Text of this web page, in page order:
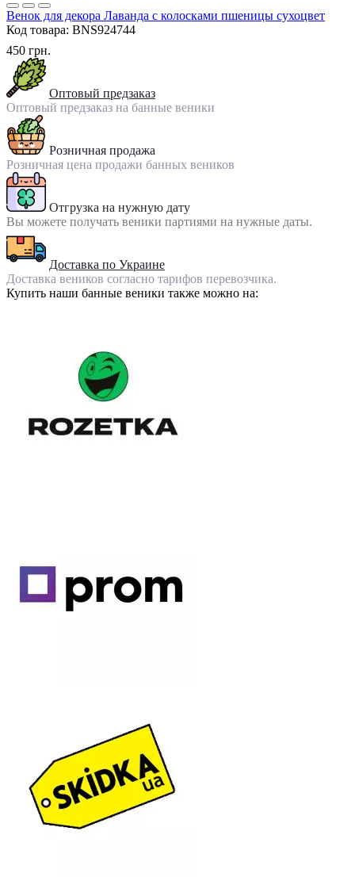
Венок для декора Лаванда с колосками пшеницы сухоцвет
Код товара: BNS924744
450 грн.
Оптовый предзаказ
Оптовый предзаказ на банные веники
Розничная продажа
Розничная цена продажи банных веников
Отгрузка на нужную дату
Вы можете получать веники партиями на нужные даты.
Доставка по Украине
Доставка веников согласно тарифов перевозчика.
Купить наши банные веники также можно на: